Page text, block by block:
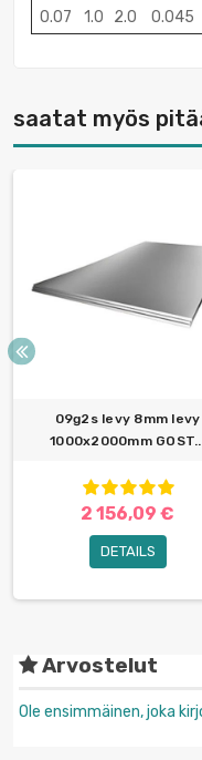
0.07
1.0 2.0 0.045
saatat myös
09g2s levy 8mm levy
1000x2000mm
2 156,09 €
DETAILS
Arvostelut
Ole ensimmäinen, joka